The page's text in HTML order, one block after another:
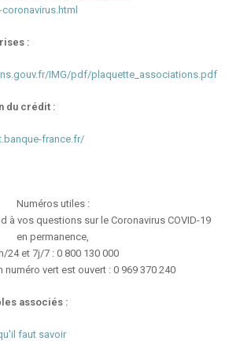
:
IMG/pdf/plaquette_associations.pdf
du crédit :
france.fr/
Numéros utiles :
à vos questions sur le Coronavirus COVID-19
en permanence,
24 et 7j/7 : 0 800 130 000
numéro vert est ouvert : 0 969 370 240
associés :
faut savoir